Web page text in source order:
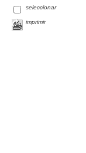
seleccionar
imprimir